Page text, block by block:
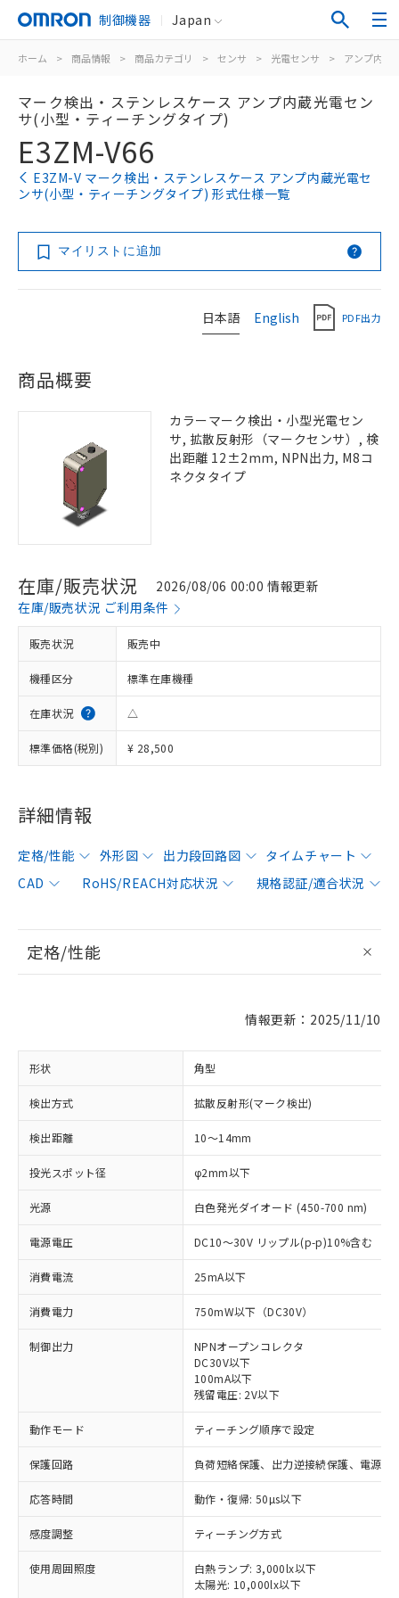
制御機器 Japan
ホーム > 商品情報 > 商品カテゴリ > センサ > 光電センサ > アンプ内蔵
マーク検出・ステンレスケース アンプ内蔵光電セン
サ(小型・ティーチングタイプ)
E3ZM-V66
E3ZM-V マーク検出・ステンレスケース アンプ内蔵光電セ
ンサ(小型・ティーチングタイプ) 形式仕様一覧
マイリストに追加
日本語 English PDF出力
商品概要
カラーマーク検出・小型光電セン
サ, 拡散反射形（マークセンサ）, 検
出距離 12±2mm, NPN出力, M8コ
ネクタタイプ
在庫/販売状況
2026/08/06 00:00 情報更新
在庫/販売状況 ご利用条件
販売状況 販売中
機種区分 標準在庫機種
在庫状況 △
標準価格(税別) ¥ 28,500
詳細情報
定格/性能 外形図 出力段回路図
タイムチャート
CAD
RoHS/REACH対応状況 規格認証/適合状況
定格/性能
情報更新：2025/11/10
形状 角型
検出方式 拡散反射形(マーク検出)
検出距離 10～14mm
投光スポット径 φ2mm以下
光源 白色発光ダイオード (450-700 nm)
電源電圧 DC10～30V リップル(p-p)10%含む
消費電流 25mA以下
消費電力 750mW以下（DC30V）
制御出力
NPNオープンコレクタ
DC30V以下
100mA以下
残留電圧: 2V以下
動作モード ティーチング順序で設定
保護回路 負荷短絡保護、出力逆接続保護、電源逆
応答時間 動作・復帰: 50µs以下
感度調整 ティーチング方式
使用周囲照度
白熱ランプ: 3,000lx以下
太陽光: 10,000lx以下
対応済み：EU RoHS指令（10物質）の
非含有に対応した製品が提供可能な商品で